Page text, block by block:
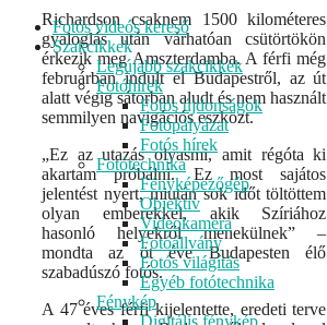
Fotós videós kereső
Szakcikkek
Legújabb szakcikkek
Fotóhírek
Fotós újdonságok
Fotópályázat
Fotós hírek
Fotótechnika
Fényképezőgép
Objektív
Videokamera
Fotóállvány
Fotós világítás
Egyéb fotótechnika
Fénykép
Digitális fénykép
Richardson csaknem 1500 kilométeres
gyaloglás után várhatóan csütörtökön
érkezik meg Amszterdamba. A férfi még
februárban indult el Budapestről, az út
alatt végig sátorban aludt és nem használt
semmilyen navigációs eszközt.
„Ez az utazás olyasmi, amit régóta ki
akartam próbálni. Ez most sajátos
jelentést nyert, miután sok időt töltöttem
olyan emberekkel, akik Szíriához
hasonló helyekről menekülnek” –
mondta az öt éve Budapesten élő
szabadúszó fotós.
A 47 éves férfi kijelentette, eredeti terve